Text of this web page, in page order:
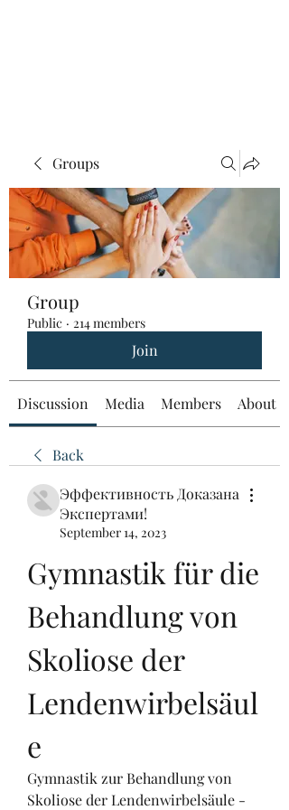
Groups
Group
Public · 214 members
Join
Discussion Media Members About
Back
Эффективность Доказана
Экспертами!
September 14, 2023
Gymnastik für die
Behandlung von
Skoliose der
Lendenwirbelsäul
e
Gymnastik zur Behandlung von
Skoliose der Lendenwirbelsäule -